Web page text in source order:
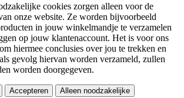
cookies zorgen alleen voor de
onze website. Ze worden bijvoorbeeld
in jouw winkelmandje te verzamelen
op jouw klantenaccount. Het is voor ons
hiermee conclusies over jou te trekken en
gevolg hiervan worden verzameld, zullen
worden doorgegeven.
Accepteren Alleen noodzakelijke